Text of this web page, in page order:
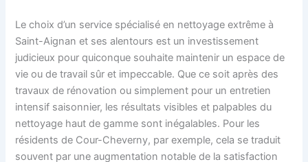
Le choix d’un service spécialisé en nettoyage extrême à
Saint-Aignan et ses alentours est un investissement
judicieux pour quiconque souhaite maintenir un espace de
vie ou de travail sûr et impeccable. Que ce soit après des
travaux de rénovation ou simplement pour un entretien
intensif saisonnier, les résultats visibles et palpables du
nettoyage haut de gamme sont inégalables. Pour les
résidents de Cour-Cheverny, par exemple, cela se traduit
souvent par une augmentation notable de la satisfaction